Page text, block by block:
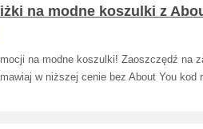
na modne koszulki z
na modne koszulki! Zaoszczędź na
w niższej cenie bez About You kod